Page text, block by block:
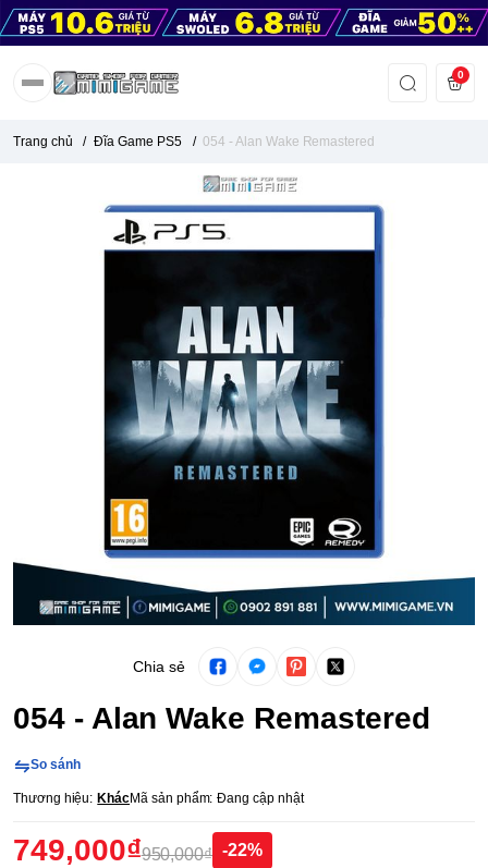
0
Trang chủ / Đĩa Game PS5 / 054 - Alan Wake Remastered
Chia sẻ
054 - Alan Wake Remastered
So sánh
Thương hiệu: KhácMã sản phẩm: Đang cập nhật
749,000₫950,000₫ -22%